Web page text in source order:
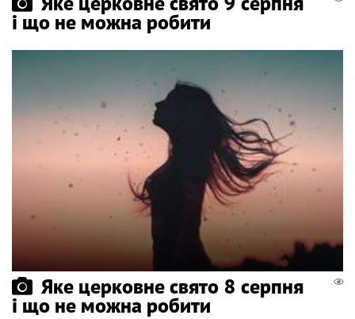
і що не можна робити
Яке церковне свято 8 серпня
і що не можна робити